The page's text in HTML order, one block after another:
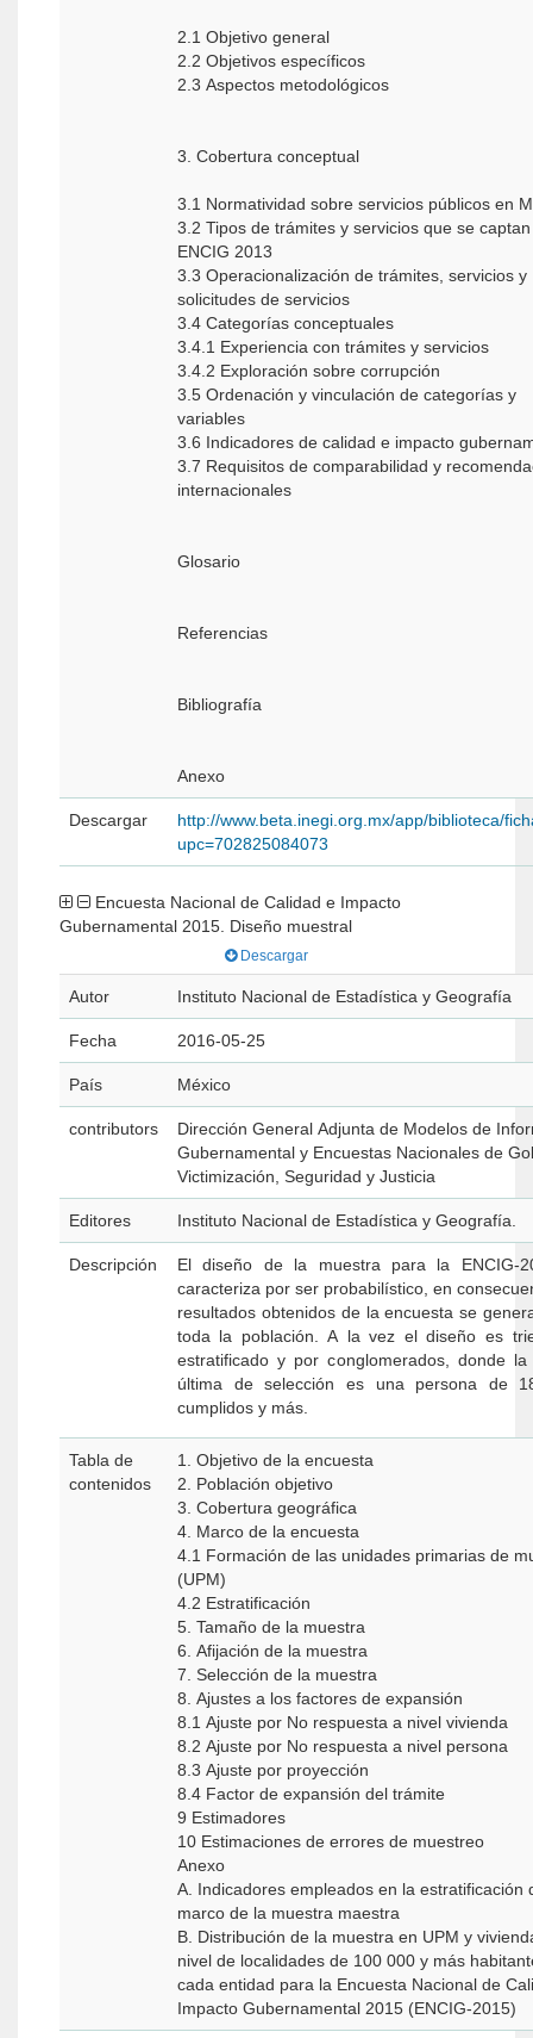
2.1 Objetivo general
2.2 Objetivos específicos
2.3 Aspectos metodológicos
3. Cobertura conceptual
3.1 Normatividad sobre servicios públicos en
3.2 Tipos de trámites y servicios que se
ENCIG 2013
3.3 Operacionalización de trámites, servicios y
solicitudes de servicios
3.4 Categorías conceptuales
3.4.1 Experiencia con trámites y servicios
3.4.2 Exploración sobre corrupción
3.5 Ordenación y vinculación de categorías y
variables
3.6 Indicadores de calidad e impacto
3.7 Requisitos de comparabilidad y
internacionales
Glosario
Referencias
Bibliografía
Anexo
Descargar
http://www.beta.inegi.org.mx/app/biblioteca/
upc=702825084073
Gubernamental 2015. Diseño muestral
Descargar
Autor Instituto Nacional de Estadística y Geografía
Fecha 2016-05-25
País México
contributors
Dirección General Adjunta de Modelos de
Gubernamental y Encuestas Nacionales de
Victimización, Seguridad y Justicia
Editores Instituto Nacional de Estadística y Geografía.
Descripción
El diseño de la muestra para la ENCIG-
caracteriza por ser probabilístico, en
resultados obtenidos de la encuesta se
toda la población. A la vez el diseño es trietápico,
estratificado y por conglomerados, donde la
última de selección es una persona de
cumplidos y más.
Tabla de
contenidos
1. Objetivo de la encuesta
2. Población objetivo
3. Cobertura geográfica
4. Marco de la encuesta
4.1 Formación de las unidades primarias de
(UPM)
4.2 Estratificación
5. Tamaño de la muestra
6. Afijación de la muestra
7. Selección de la muestra
8. Ajustes a los factores de expansión
8.1 Ajuste por No respuesta a nivel vivienda
8.2 Ajuste por No respuesta a nivel persona
8.3 Ajuste por proyección
8.4 Factor de expansión del trámite
9 Estimadores
10 Estimaciones de errores de muestreo
Anexo
A. Indicadores empleados en la estratificación
marco de la muestra maestra
B. Distribución de la muestra en UPM y
nivel de localidades de 100 000 y más
cada entidad para la Encuesta Nacional de
Impacto Gubernamental 2015 (ENCIG-2015)